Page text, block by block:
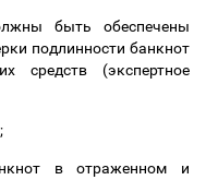
быть обеспечены
подлинности банкнот
средств (экспертное
в отраженном и